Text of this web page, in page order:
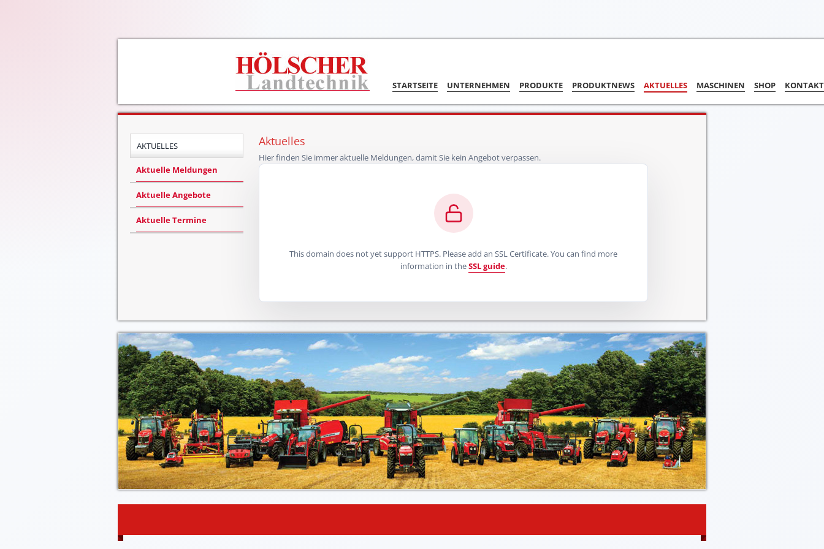
STARTSEITE UNTERNEHMEN PRODUKTE PRODUKTNEWS AKTUELLES MASCHINEN SHOP KONTAKT
Aktuelles
Hier finden Sie immer aktuelle Meldungen, damit Sie kein Angebot verpassen.
This domain does not yet support HTTPS. Please add an SSL Certificate. You can find more
information in theSSL guide.
AKTUELLES
Aktuelle Meldungen
Aktuelle Angebote
Aktuelle Termine